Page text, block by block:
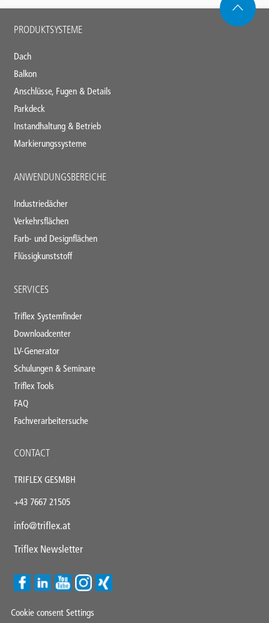
Main
PRODUKTSYSTEME
Dach
Balkon
Anschlüsse, Fugen & Details
Parkdeck
Instandhaltung & Betrieb
Markierungssysteme
ANWENDUNGSBEREICHE
Industriedächer
Verkehrsflächen
Farb- und Designflächen
Flüssigkunststoff
SERVICES
Triflex Systemfinder
Downloadcenter
LV-Generator
Schulungen & Seminare
Triflex Tools
FAQ
Fachverarbeitersuche
CONTACT
TRIFLEX GESMBH
+43 7667 21505
info@triflex.at
Triflex Newsletter
Cookie consent Settings